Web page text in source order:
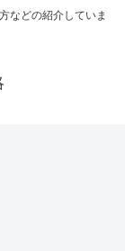
などの紹介していま